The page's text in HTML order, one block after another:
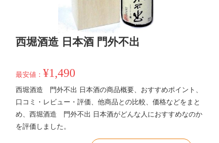
西堀酒造 日本酒 門外不出
最安値： ¥1,490
西堀酒造 門外不出 日本酒の商品概要、おすすめポイント、
口コミ・レビュー・評価、他商品との比較、価格などをまと
め、西堀酒造 門外不出 日本酒がどんな人におすすめなのか
を評価しました。